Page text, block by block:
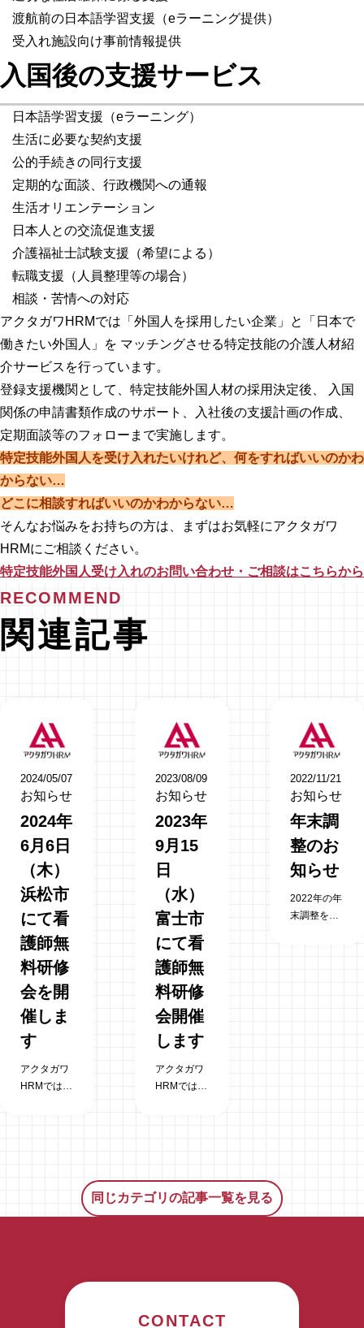
渡航前の日本語学習支援（eラーニング提供）
受入れ施設向け事前情報提供
入国後の支援サービス
日本語学習支援（eラーニング）
生活に必要な契約支援
公的手続きの同行支援
定期的な面談、行政機関への通報
生活オリエンテーション
日本人との交流促進支援
介護福祉士試験支援（希望による）
転職支援（人員整理等の場合）
相談・苦情への対応
アクタガワHRMでは「外国人を採用したい企業」と「日本で
働きたい外国人」を マッチングさせる特定技能の介護人材紹
介サービスを行っています。
登録支援機関として、特定技能外国人材の採用決定後、 入国
関係の申請書類作成のサポート、入社後の支援計画の作成、
定期面談等のフォローまで実施します。
特定技能外国人を受け入れたいけれど、何をすればいいのかわ
からない…
どこに相談すればいいのかわからない…
そんなお悩みをお持ちの方は、まずはお気軽にアクタガワ
HRMにご相談ください。
特定技能外国人受け入れのお問い合わせ・ご相談はこちらから
RECOMMEND
関連記事
2024/05/07
お知らせ
2024年
6月6日
（木）
浜松市
にて看
護師無
料研修
会を開
催しま
す
アクタガワ
HRMでは参
限りがあり
ます。ご参
2023/08/09
お知らせ
2023年
9月15
日
（水）
富士市
にて看
護師無
料研修
会開催
します
アクタガワ
HRMでは参
（水）に開
催いたしま
ットによる
2022/11/21
お知らせ
年末調
整のお
知らせ
2022年の年
末調整を行
「主たる給
与の支払
同じカテゴリの記事一覧を見る
CONTACT